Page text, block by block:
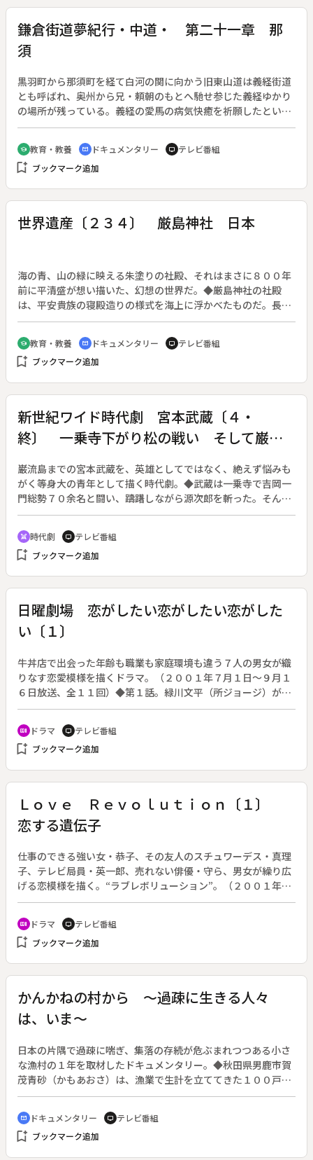
鎌倉街道夢紀行・中道・ 第二十一章 那
須
黒羽町から那須町を経て白河の関に向かう旧東山道は義経街道
とも呼ばれ、奥州から兄・頼朝のもとへ馳せ参じた義経ゆかり
の場所が残っている。義経の愛馬の病気快癒を祈願したという
馬頭観音堂、一行が休息したという御幣神社、愛馬の足跡とさ
れる沓石などが、義経伝説を今に伝える。坂上田村麻呂が下野
と陸奥国境に勧進した追分明神にも、義経が平家討伐の祈願を
したという伝承が残る。『奥の細道』の松尾芭蕉ゆかりの道で
school 教育・教養 cinematic_blur ドキュメンタリー tv テレビ番組
bookmark_add ブックマーク追加
世界遺産〔２３４〕 厳島神社 日本
海の青、山の緑に映える朱塗りの社殿、それはまさに８００年
前に平清盛が想い描いた、幻想の世界だ。◆厳島神社の社殿
は、平安貴族の寝殿造りの様式を海上に浮かべたものだ。長い
回廊を廻し、潮の干満によってその景色を様々に変化させる。
◆古くから島全体がご神体として崇められ、森林の伐採が禁止
されたため、手つかずの自然が残っている。◆江戸の昔から観
光地としても栄え、年間を通じ、能、神楽、祭りなどの行事が
厳島神社
school 教育・教養 cinematic_blur ドキュメンタリー tv テレビ番組
bookmark_add ブックマーク追加
新世紀ワイド時代劇 宮本武蔵〔４・
終〕 一乗寺下がり松の戦い そして巌流
巌流島までの宮本武蔵を、英雄としてではなく、絶えず悩みも
がく等身大の青年として描く時代劇。◆武蔵は一乗寺で吉岡一
門総勢７０余名と闘い、躊躇しながら源次郎を斬った。そんな
武蔵に小次郎は「剣は武器だ。人を斬れぬ刀なら捨てろ」と言
い捨てる。また柳生石舟斎は「真の剣の道とは剣を用いて人を
活かすこと」と活人剣の教えを伝授する。３年後、小次郎と小
野忠明の真剣勝負を目撃した武蔵は小次郎の気迫に衝撃を受
時は流れ、巌流島の闘いの日が近づいてくる。
swords 時代劇 tv テレビ番組
bookmark_add ブックマーク追加
日曜劇場 恋がしたい恋がしたい恋がした
い〔１〕
牛丼店で出会った年齢も職業も家庭環境も違う７人の男女が織
りなす恋愛模様を描くドラマ。（２００１年７月１日～９月１
６日放送、全１１回）◆第１話。緑川文平（所ジョージ）が店
長を務める牛丼屋。女子校の教師・赤井涼介（渡部篤郎）は結
婚間近で婚約者に逃げられ、途方にくれていた。永島蜜柑（菅
野美穂）は誕生日なのに一人寂しく食事している。いきなり喧
嘩を始める人気恋愛小説家の紫村一郎（及川光博）とその恋人
生の青島渉（山田孝之）ら、居合わせた客は唖然とする。涼介
から婚約者に渡すはずだったプレゼントをもらった蜜柑は、涼
介に運命的なものを感じる。そんな蜜柑に文平は思いを寄せ始
める。
recent_actors ドラマ tv テレビ番組
bookmark_add ブックマーク追加
Ｌｏｖｅ Ｒｅｖｏｌｕｔｉｏｎ〔１〕
恋する遺伝子
仕事のできる強い女・恭子、その友人のスチュワーデス・真理
子、テレビ局員・英一郎、売れない俳優・守ら、男女が繰り広
げる恋模様を描く。“ラブレボリューション”。（２００１年４
月９日～６月２５日放送、全１２回）◆第１話「恋する遺伝
子」。都内の総合病院で外科医として働く浅丘恭子（江角マキ
コ）は、やっと休暇を取り元同僚の北村を訪ねてイタリア・ロ
ーマへやってきた。ところが、彼のアパートには同じ病院に勤
子（米倉涼子）に失恋を打ち明けた恭子は、恋の神様が居ると
いう聖バレンタイン聖堂に連れて行かれ、不思議な老婆に「次
はあなたの番だ」と予言される。
recent_actors ドラマ tv テレビ番組
bookmark_add ブックマーク追加
かんかねの村から ～過疎に生きる人々
は、いま～
日本の片隅で過疎に喘ぎ、集落の存続が危ぶまれつつある小さ
な漁村の１年を取材したドキュメンタリー。◆秋田県男鹿市賀
茂青砂（かもあおさ）は、漁業で生計を立ててきた１００戸足
らずの地区。ある漁師の一家はこの地区一番の大家族で、小学
生の孫も一緒に７人で暮らす。近くの町まで２０キロ余り離
れ、若者は次々と都会へ出て行った。一人暮らしが多い中、
人々は互いに声を掛け合い、集落に誇りを持って生きている。
cinematic_blur ドキュメンタリー tv テレビ番組
bookmark_add ブックマーク追加